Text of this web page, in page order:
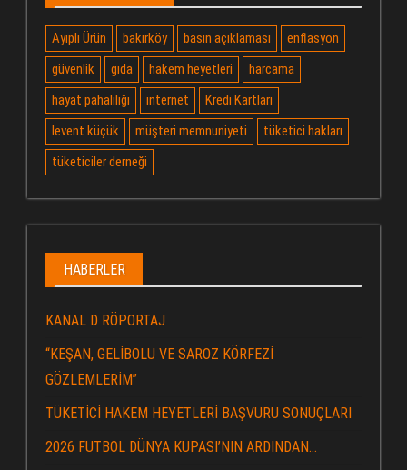
Ayıplı Ürün bakırköy basın açıklaması
enflasyon
güvenlik
gıda hakem heyetleri
harcama
hayat pahalılığı
internet
Kredi Kartları
levent küçük
müşteri memnuniyeti
tüketici hakları
tüketiciler derneği
HABERLER
KANAL D RÖPORTAJ
“KEŞAN, GELİBOLU VE SAROZ KÖRFEZİ
GÖZLEMLERİM”
TÜKETİCİ HAKEM HEYETLERİ BAŞVURU SONUÇLARI
2026 FUTBOL DÜNYA KUPASI’NIN ARDINDAN…